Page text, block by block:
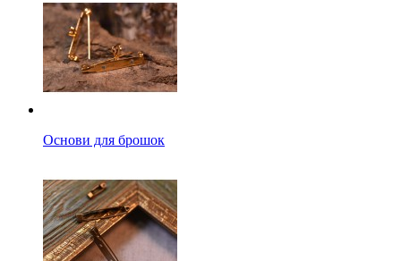
Основи для брошок